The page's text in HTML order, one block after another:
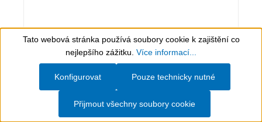
Plast-o-Seal® Univerzální těsnění
Show toolbar
Tato webová stránka používá soubory cookie k zajištění co
nejlepšího zážitku. Více informací...
Pouze technicky nutné
Konfigurovat
Přijmout všechny soubory cookie